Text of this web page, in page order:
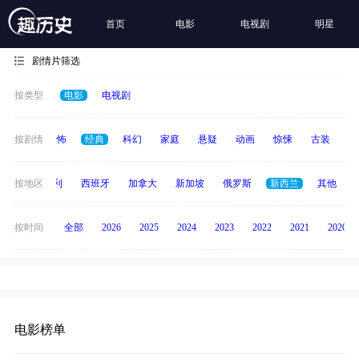
首页 电影 电视剧 明星
剧情片筛选
按类型 电影 电视剧
按剧情
冒险 恐怖 经典 科幻 家庭 悬疑 动画 惊悚 古装
按地区
度 意大利 西班牙 加拿大 新加坡 俄罗斯 新西兰 其他
按时间 全部 2026 2025 2024 2023 2022 2021 2020
电影榜单